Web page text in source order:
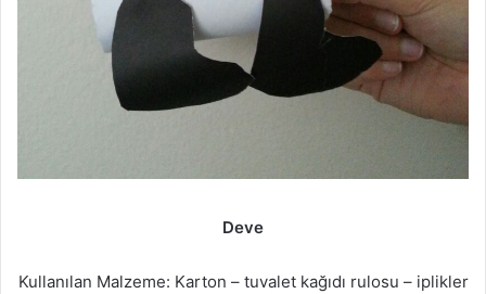
Deve
Kullanılan Malzeme: Karton – tuvalet kağıdı rulosu – iplikler